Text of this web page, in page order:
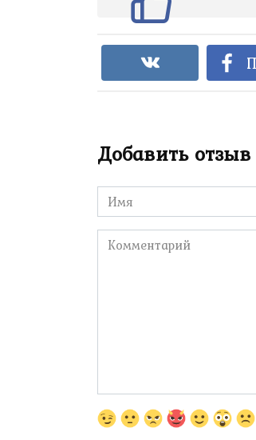
Добавить
Имя
*
Комментарий